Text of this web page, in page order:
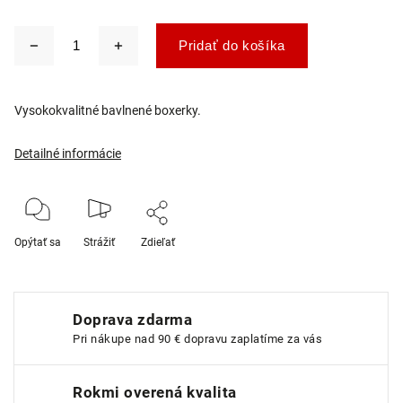
Pridať do košíka
Vysokokvalitné bavlnené boxerky.
Detailné informácie
Opýtať sa Strážiť Zdieľať
Doprava zdarma
Pri nákupe nad 90 € dopravu zaplatíme za vás
Rokmi overená kvalita